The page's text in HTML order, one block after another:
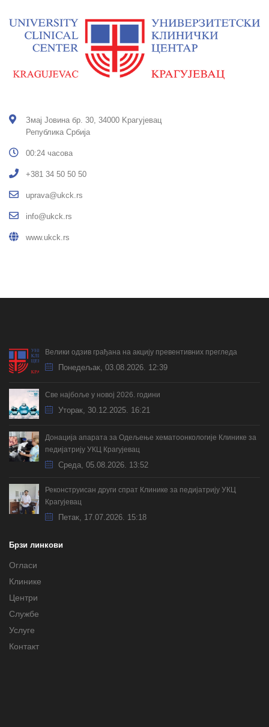
Змај Јовина бр. 30, 34000 Kрагујевац
Република Србија
00:24 часова
+381 34 50 50 50
uprava@ukck.rs
info@ukck.rs
www.ukck.rs
Велики одзив грађана на акцију превентивних прегледа
Понедељак, 03.08.2026. 12:39
Све најбоље у новој 2026. години
Уторак, 30.12.2025. 16:21
Донација апарата за Одељење хематоонкологије Клинике за
педијатрију УКЦ Крагујевац
Cреда, 05.08.2026. 13:52
Реконструисан други спрат Клинике за педијатрију УКЦ
Крагујевац
Петак, 17.07.2026. 15:18
Брзи линкови
Огласи
Клинике
Центри
Службе
Услуге
Контакт